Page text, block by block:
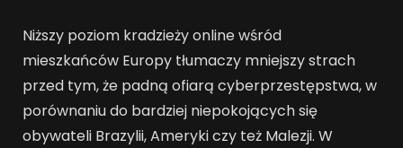
Niższy poziom kradzieży online wśród
mieszkańców Europy tłumaczy mniejszy strach
przed tym, że padną ofiarą cyberprzestępstwa, w
porównaniu do bardziej niepokojących się
obywateli Brazylii, Ameryki czy też Malezji. W